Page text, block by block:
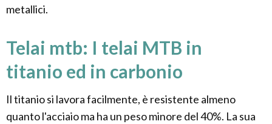
metallici.
Telai mtb: I telai MTB in
titanio ed in carbonio
Il titanio si lavora facilmente, è resistente almeno
quanto l'acciaio ma ha un peso minore del 40%. La sua